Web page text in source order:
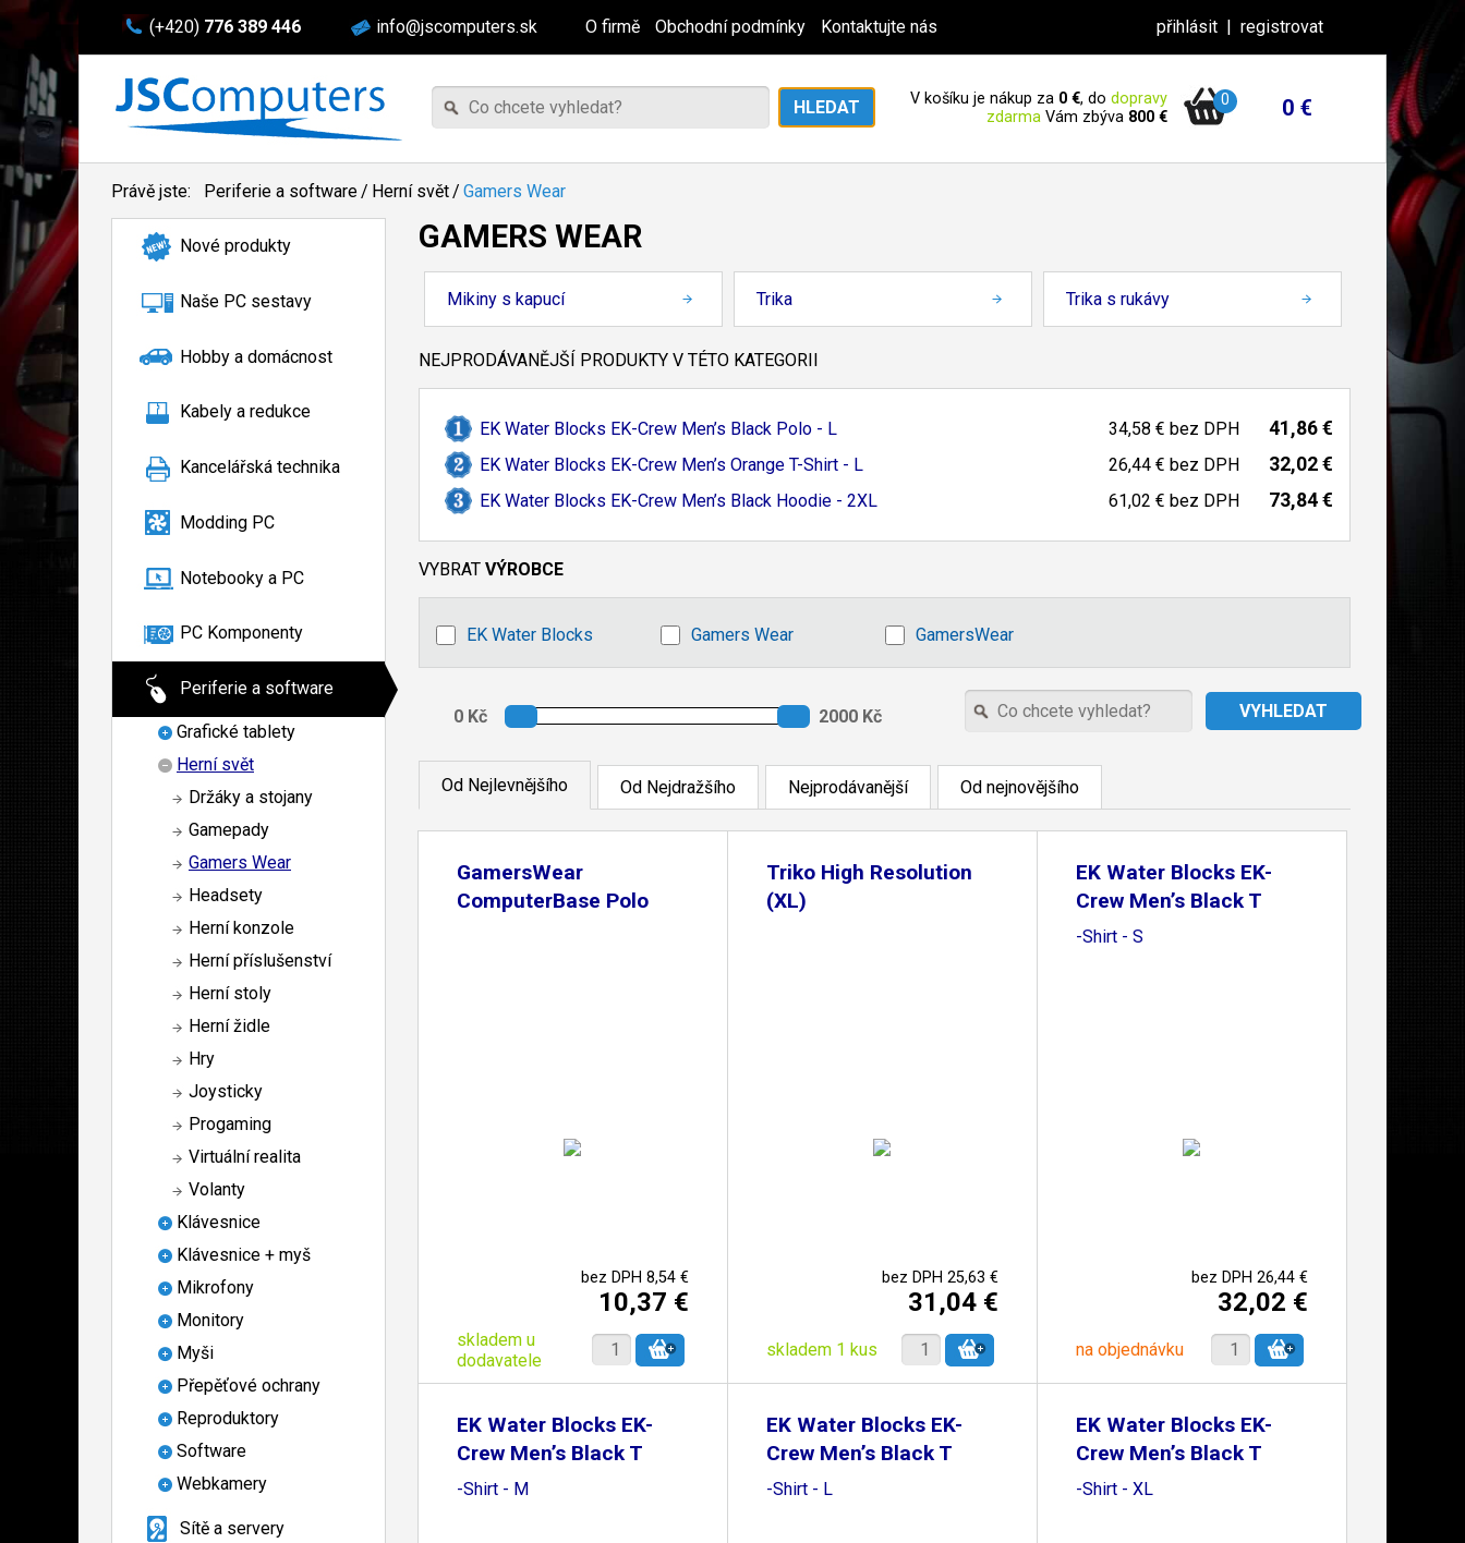
(+420) 776 389 446 info@jscomputers.sk O firmě Obchodní podmínky Kontaktujte nás přihlásit | registrovat
V košíku je nákup za 0 €, do dopravy
zdarma Vám zbýva 800 €
0 0 €
Právě jste: Periferie a software/ Herní svět/ Gamers Wear
Nové produkty
Naše PC sestavy
Hobby a domácnost
Kabely a redukce
Kancelářská technika
Modding PC
Notebooky a PC
PC Komponenty
Periferie a software
Grafické tablety
Herní svět
Držáky a stojany
Gamepady
Gamers Wear
Headsety
Herní konzole
Herní příslušenství
Herní stoly
Herní židle
Hry
Joysticky
Progaming
Virtuální realita
Volanty
Klávesnice
Klávesnice + myš
Mikrofony
Monitory
Myši
Přepěťové ochrany
Reproduktory
Software
Webkamery
Sítě a servery
GAMERS WEAR
Mikiny s kapucí Trika Trika s rukávy
NEJPRODÁVANĚJŠÍ PRODUKTY V TÉTO KATEGORII
EK Water Blocks EK-Crew Men’s Black Polo - L 34,58 € bez DPH 41,86 €
EK Water Blocks EK-Crew Men’s Orange T-Shirt - L 26,44 € bez DPH 32,02 €
EK Water Blocks EK-Crew Men’s Black Hoodie - 2XL 61,02 € bez DPH 73,84 €
VYBRAT VÝROBCE
EK Water Blocks Gamers Wear GamersWear
Od Nejlevnějšího Od Nejdražšího Nejprodávanější Od nejnovějšího
GamersWear
ComputerBase Polo
bez DPH 8,54 €
10,37 €
skladem u
dodavatele
Triko High Resolution
(XL)
bez DPH 25,63 €
31,04 €
skladem 1 kus
EK Water Blocks EK-
Crew Men’s Black T
-Shirt - S
bez DPH 26,44 €
32,02 €
na objednávku
EK Water Blocks EK-
Crew Men’s Black T
-Shirt - M
EK Water Blocks EK-
Crew Men’s Black T
-Shirt - L
EK Water Blocks EK-
Crew Men’s Black T
-Shirt - XL